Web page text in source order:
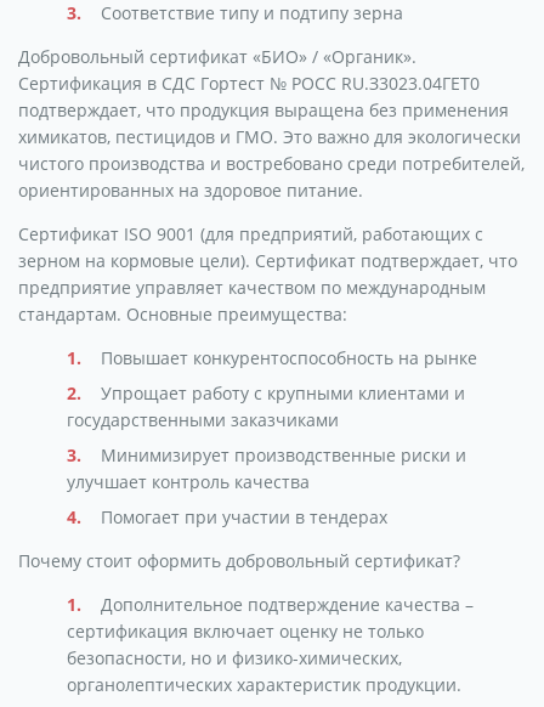
Соответствие типу и подтипу зерна
Добровольный сертификат «БИО» / «Органик».
Сертификация в СДС Гортест № РОСС RU.З3023.04ГЕТ0
подтверждает, что продукция выращена без применения
химикатов, пестицидов и ГМО. Это важно для экологически
чистого производства и востребовано среди потребителей,
ориентированных на здоровое питание.
Сертификат ISO 9001 (для предприятий, работающих с
зерном на кормовые цели). Сертификат подтверждает, что
предприятие управляет качеством по международным
стандартам. Основные преимущества:
Повышает конкурентоспособность на рынке
Упрощает работу с крупными клиентами и
государственными заказчиками
Минимизирует производственные риски и
улучшает контроль качества
Помогает при участии в тендерах
Почему стоит оформить добровольный сертификат?
Дополнительное подтверждение качества –
сертификация включает оценку не только
безопасности, но и физико-химических,
органолептических характеристик продукции.